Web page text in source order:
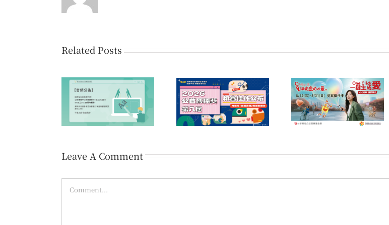
Related Posts
第八屆公益傳播獎 初賽
佳作名單公告
第16屆「您的一票，決定
愛的力量」公益傳播領域
提案開放公告
第七屆公益傳播獎 初賽
佳作名單公告
Leave A Comment